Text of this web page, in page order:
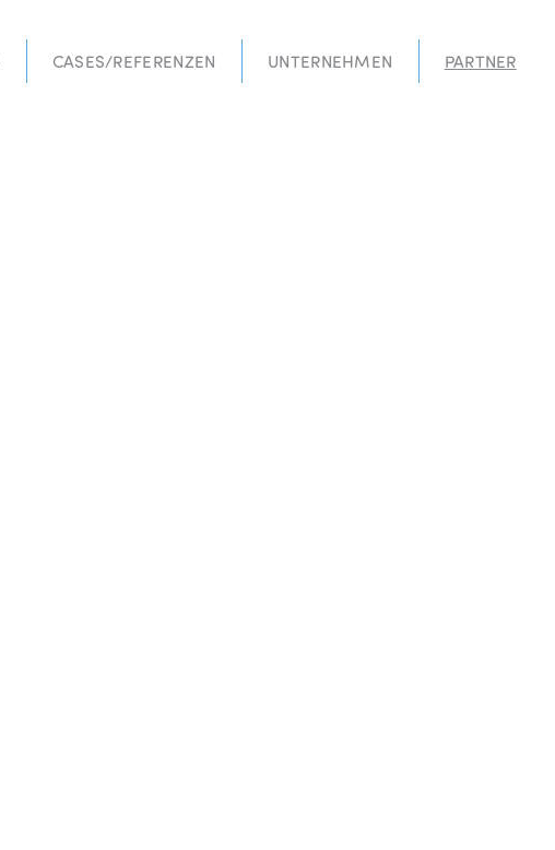
CASES/REFERENZEN UNTERNEHMEN PARTNER